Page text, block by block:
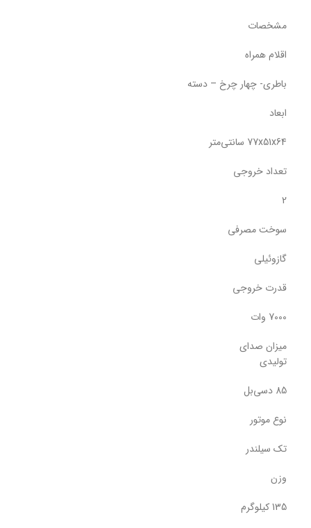
مشخصات
اقلام همراه
باطری- چهار چرخ – دسته
ابعاد
77x51x64 سانتی‌متر
تعداد خروجی
2
سوخت مصرفی
گازوئیلی
قدرت خروجی
7000 وات
میزان صدای
تولیدی
85 دسی‌بل
نوع موتور
تک سیلندر
وزن
135 کیلوگرم